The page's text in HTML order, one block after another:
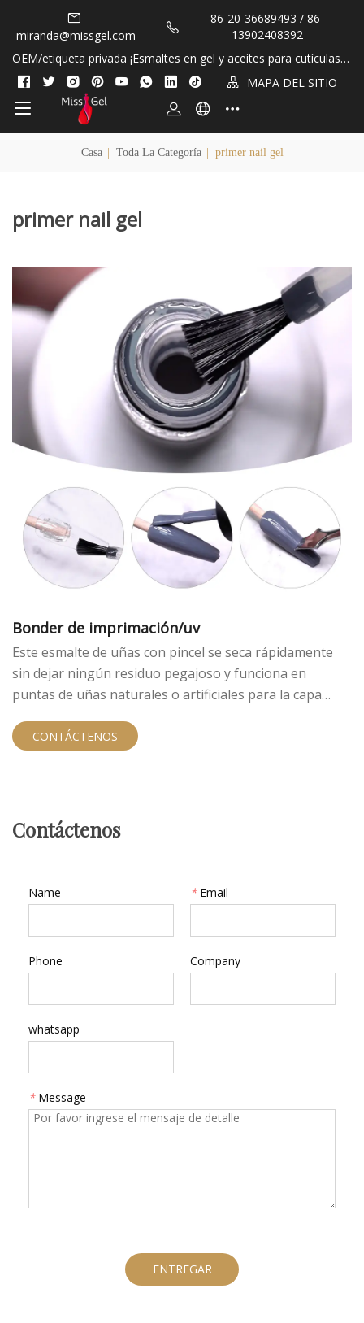
miranda@missgel.com
86-20-36689493 / 86-
13902408392
OEM/etiqueta privada ¡Esmaltes en gel y aceites para cutículas si
n HEMA y sin TPO!
MAPA DEL SITIO
Casa Toda La Categoría primer nail gel
primer nail gel
Bonder de imprimación/uv
Este esmalte de uñas con pincel se seca rápidamente
sin dejar ningún residuo pegajoso y funciona en
puntas de uñas naturales o artificiales para la capa
CONTÁCTENOS
Contáctenos
Name * Email
Phone Company
whatsapp
* Message
ENTREGAR